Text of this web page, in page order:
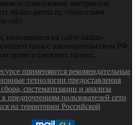
использовании материалов,
iskitim-gazeta.ru, обязательна
сайт
находящиеся на сайте iskitim-
с законодательством РФ,
праве и смежных правах.
применяются рекомендательные
технологии предоставления
систематизации и анализа
предпочтениям пользователей сети
на территории Российской